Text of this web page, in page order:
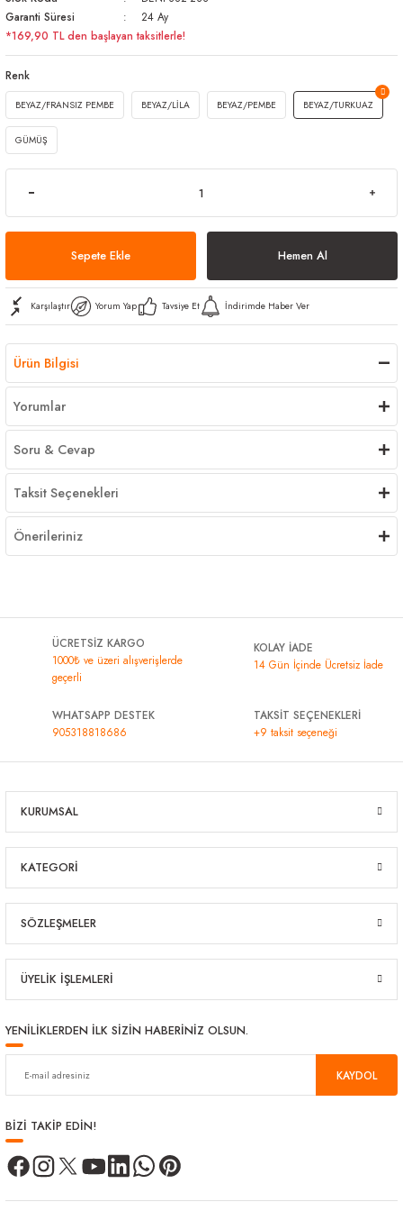
Bezler
Garanti Süresi
24 Ay
*169,90 TL den başlayan taksitlerle!
Renk
BEYAZ/FRANSIZ PEMBE BEYAZ/LİLA BEYAZ/PEMBE BEYAZ/TURKUAZ
GÜMÜŞ
Sepete Ekle Hemen Al
Karşılaştır Yorum Yap Tavsiye Et İndirimde Haber Ver
Ürün Bilgisi
Yorumlar
Soru & Cevap
Taksit Seçenekleri
Önerileriniz
ÜCRETSİZ KARGO
1000₺ ve üzeri alışverişlerde
geçerli
KOLAY İADE
14 Gün İçinde Ücretsiz İade
WHATSAPP DESTEK
905318818686
TAKSİT SEÇENEKLERİ
+9 taksit seçeneği
KURUMSAL
KATEGORİ
SÖZLEŞMELER
ÜYELİK İŞLEMLERİ
YENİLİKLERDEN İLK SİZİN HABERİNİZ OLSUN.
KAYDOL
BİZİ TAKİP EDİN!